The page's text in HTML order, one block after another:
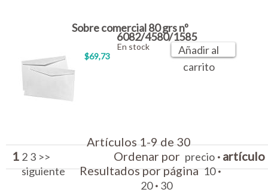
Sobre comercial 80 grs nº
6082/4580/1585
$69,73
En stock
Añadir al
carrito
Artículos 1-9 de 30
1 2 3 >>
siguiente
Ordenar por precio · artículo
Resultados por página10·
20 · 30